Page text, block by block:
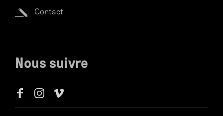
Contact
Nous suivre